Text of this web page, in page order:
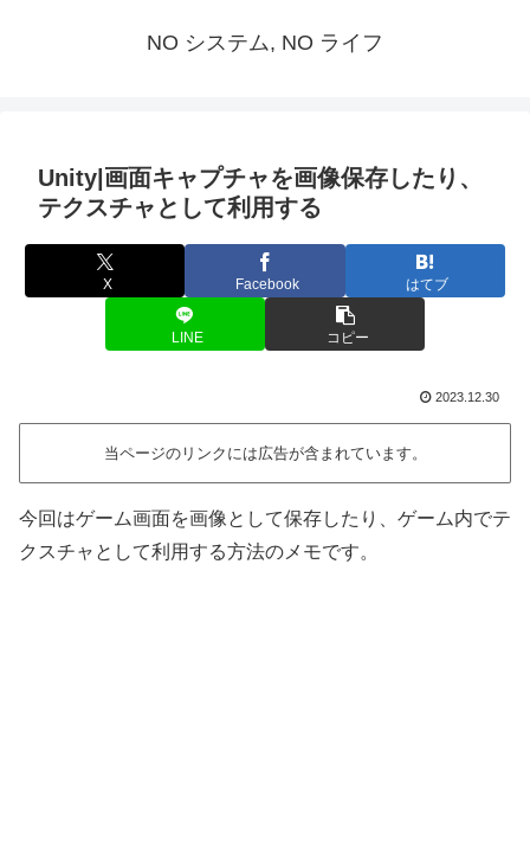
NO システム, NO ライフ
Unity|画面キャプチャを画像保存したり、
テクスチャとして利用する
X Facebook はてブ
LINE コピー
2023.12.30
当ページのリンクには広告が含まれています。
今回はゲーム画面を画像として保存したり、ゲーム内でテ
クスチャとして利用する方法のメモです。